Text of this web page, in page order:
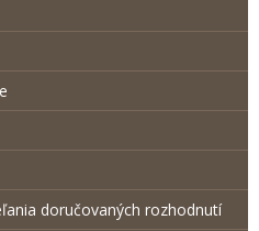
doručovaných rozhodnutí